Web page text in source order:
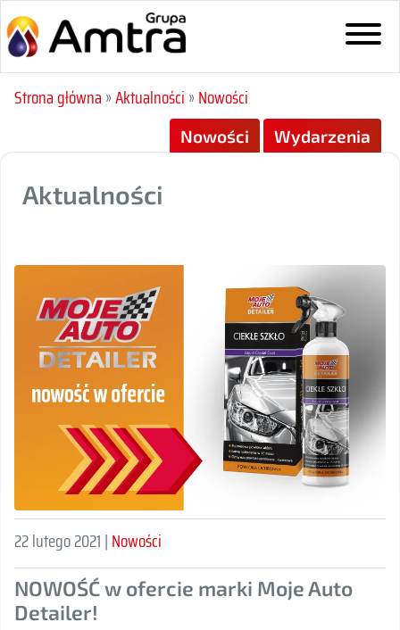
Strona główna »Aktualności » Nowości
Nowości Wydarzenia
Aktualności
22 lutego 2021 | Nowości
NOWOŚĆ w ofercie marki Moje Auto
Detailer!